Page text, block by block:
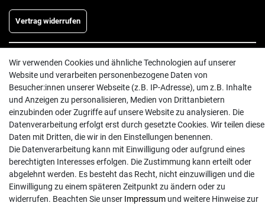
Vertrag widerrufen
INFORMATIONEN
Hilfe
Versand
Kontakt
Wir verwenden Cookies und ähnliche Technologien auf unserer
Website und verarbeiten personenbezogene Daten von
Besucher:innen unserer Webseite (z.B. IP-Adresse), um z.B. Inhalte
und Anzeigen zu personalisieren, Medien von Drittanbietern
einzubinden oder Zugriffe auf unsere Website zu analysieren. Die
Datenverarbeitung erfolgt erst durch gesetzte Cookies. Wir teilen diese
Daten mit Dritten, die wir in den Einstellungen benennen.
Die Datenverarbeitung kann mit Einwilligung oder aufgrund eines
berechtigten Interesses erfolgen. Die Zustimmung kann erteilt oder
abgelehnt werden. Es besteht das Recht, nicht einzuwilligen und die
Einwilligung zu einem späteren Zeitpunkt zu ändern oder zu
widerrufen. Beachten Sie unser Impressum und weitere Hinweise zur